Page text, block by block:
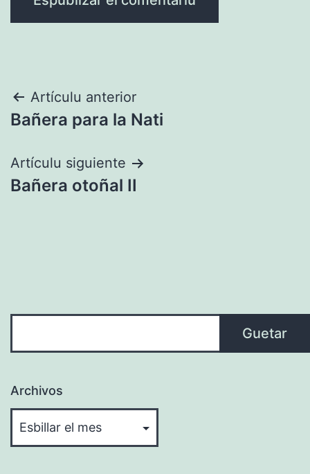
Navegación
pelos
artículos
Artículu anterior
Bañera para la Nati
Artículu siguiente
Bañera otoñal II
Guetar
Archivos